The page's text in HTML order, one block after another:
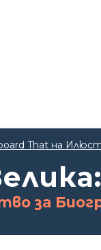
That на
за